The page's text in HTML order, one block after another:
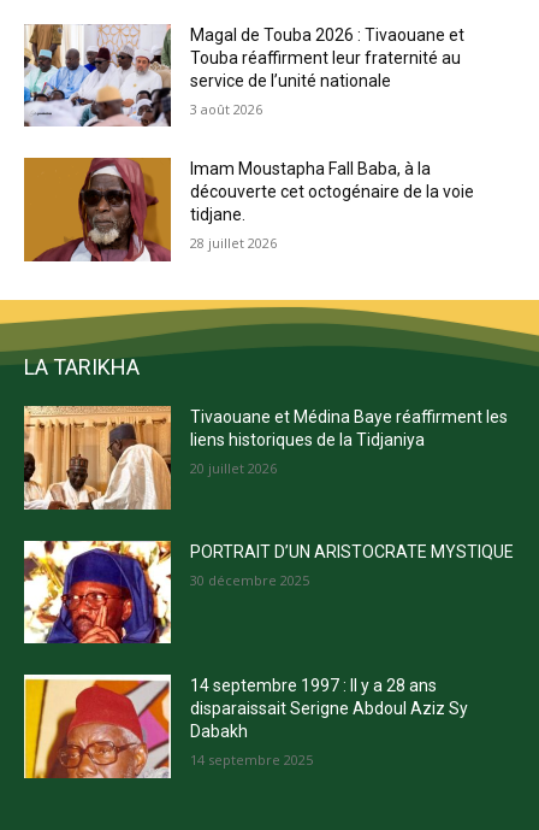
Magal de Touba 2026 : Tivaouane et
Touba réaffirment leur fraternité au
service de l’unité nationale
3 août 2026
Imam Moustapha Fall Baba, à la
découverte cet octogénaire de la voie
tidjane.
28 juillet 2026
LA TARIKHA
Tivaouane et Médina Baye réaffirment les
liens historiques de la Tidjaniya
20 juillet 2026
PORTRAIT D’UN ARISTOCRATE MYSTIQUE
30 décembre 2025
14 septembre 1997 : Il y a 28 ans
disparaissait Serigne Abdoul Aziz Sy
Dabakh
14 septembre 2025